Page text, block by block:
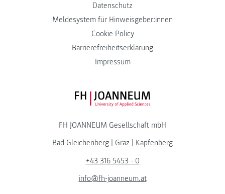
Datenschutz
Meldesystem für Hinweisgeber:innen
Cookie Policy
Barrierefreiheitserklärung
Impressum
FH JOANNEUM Logo
FH JOANNEUM Gesellschaft mbH
Bad Gleichenberg
Graz
Kapfenberg
+43 316 5453 - 0
info@fh-joanneum.at